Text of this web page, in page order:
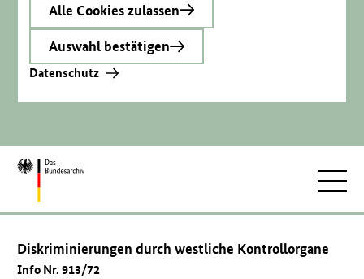
Alle Cookies zulassen
Auswahl bestätigen
Datenschutz
Zur
Diskriminierungen durch westliche Kontrollorgane
Info Nr. 913/72